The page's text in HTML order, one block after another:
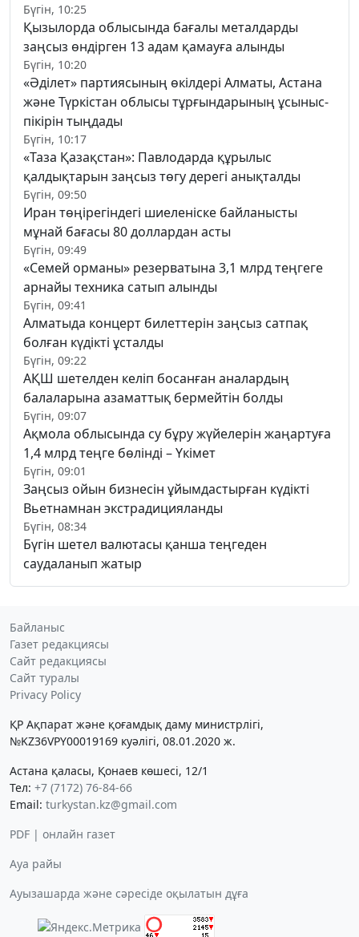
Бүгін, 10:25
Қызылорда облысында бағалы металдарды
заңсыз өндірген 13 адам қамауға алынды
Бүгін, 10:20
«Әділет» партиясының өкілдері Алматы, Астана
және Түркістан облысы тұрғындарының ұсыныс-
пікірін тыңдады
Бүгін, 10:17
«Таза Қазақстан»: Павлодарда құрылыс
қалдықтарын заңсыз төгу дерегі анықталды
Бүгін, 09:50
Иран төңірегіндегі шиеленіске байланысты
мұнай бағасы 80 доллардан асты
Бүгін, 09:49
«Семей орманы» резерватына 3,1 млрд теңгеге
арнайы техника сатып алынды
Бүгін, 09:41
Алматыда концерт билеттерін заңсыз сатпақ
болған күдікті ұсталды
Бүгін, 09:22
АҚШ шетелден келіп босанған аналардың
балаларына азаматтық бермейтін болды
Бүгін, 09:07
Ақмола облысында су бұру жүйелерін жаңартуға
1,4 млрд теңге бөлінді – Үкімет
Бүгін, 09:01
Заңсыз ойын бизнесін ұйымдастырған күдікті
Вьетнамнан экстрадицияланды
Бүгін, 08:34
Бүгін шетел валютасы қанша теңгеден
саудаланып жатыр
Байланыс
Газет редакциясы
Сайт редакциясы
Сайт туралы
Privacy Policy
ҚР Ақпарат және қоғамдық даму министрлігі,
№KZ36VPY00019169 куәлігі, 08.01.2020 ж.
Астана қаласы, Қонаев көшесі, 12/1
Тел: +7 (7172) 76-84-66
Email: turkystan.kz@gmail.com
PDF | онлайн газет
Ауа райы
Ауызашарда және сәресіде оқылатын дұға